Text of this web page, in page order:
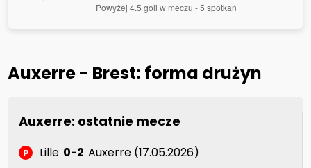
Auxerre - Brest: forma drużyn
Auxerre: ostatnie mecze
P Lille 0-2 Auxerre (17.05.2026)